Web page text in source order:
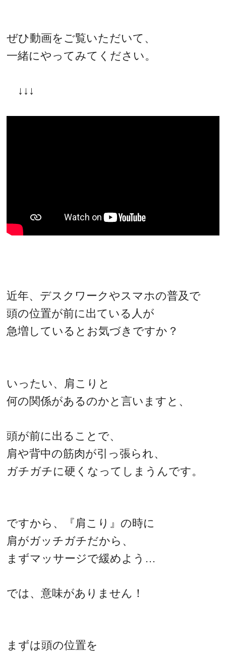
ぜひ動画をご覧いただいて、
一緒にやってみてください。
↓↓↓
近年、デスクワークやスマホの普及で
頭の位置が前に出ている人が
急増しているとお気づきですか？
いったい、肩こりと
何の関係があるのかと言いますと、
頭が前に出ることで、
肩や背中の筋肉が引っ張られ、
ガチガチに硬くなってしまうんです。
ですから、『肩こり』の時に
肩がガッチガチだから、
まずマッサージで緩めよう…
では、意味がありません！
まずは頭の位置を